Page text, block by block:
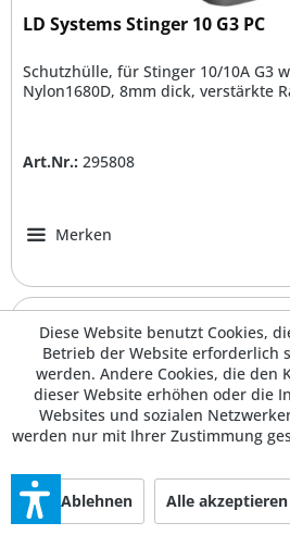
LD Systems Stinger 10 G3 PC
Schutzhülle, für Stinger 10/10A G3
Nylon1680D, 8mm dick, verstärkte
Art.Nr.: 295808
Merken
LD Systems Stinger Sub 18 A
Diese Website benutzt Cookies,
Betrieb der Website erforderlich
werden. Andere Cookies, die den
dieser Website erhöhen oder die
Websites und sozialen
werden nur mit Ihrer Zustimmung
Ablehnen Alle akzeptieren